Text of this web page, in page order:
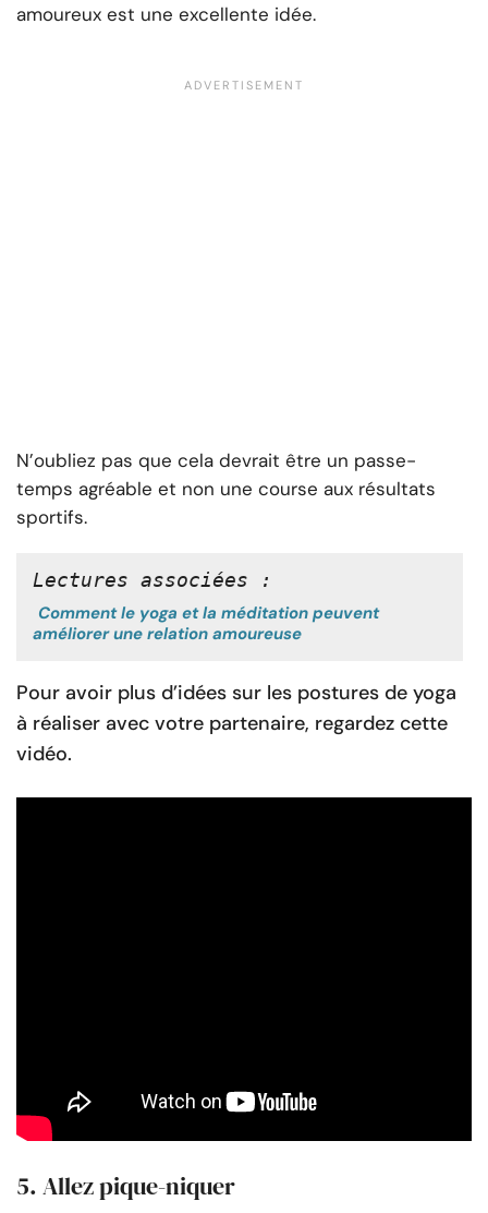
amoureux est une excellente idée.
N’oubliez pas que cela devrait être un passe-
temps agréable et non une course aux résultats
sportifs.
Lectures associées :
Comment le yoga et la méditation peuvent
améliorer une relation amoureuse
Pour avoir plus d’idées sur les postures de yoga
à réaliser avec votre partenaire, regardez cette
vidéo.
5. Allez pique-niquer